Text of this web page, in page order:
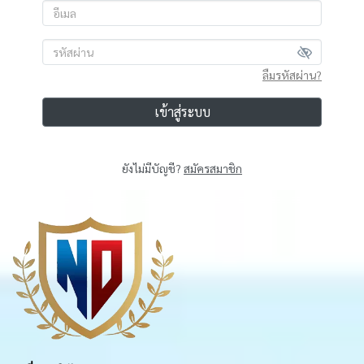
ลืมรหัสผ่าน?
เข้าสู่ระบบ
ยังไม่มีบัญชี? สมัครสมาชิก